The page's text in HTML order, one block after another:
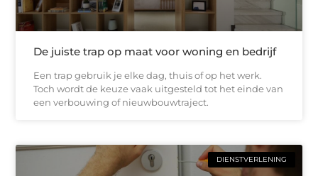
De juiste trap op maat voor woning en bedrijf
Een trap gebruik je elke dag, thuis of op het werk.
Toch wordt de keuze vaak uitgesteld tot het einde van
een verbouwing of nieuwbouwtraject.
DIENSTVERLENING